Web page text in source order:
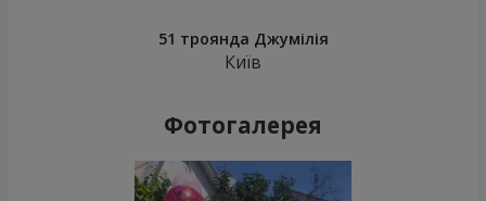
51 троянда Джумілія
Київ
Фотогалерея